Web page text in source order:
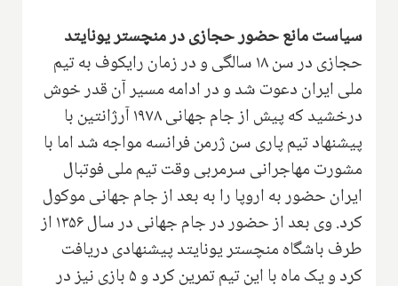
سیاست مانع حضور حجازی در منچستر یونایتد
حجازی در سن ۱۸ سالگی و در زمان رایکوف به تیم
ملی ایران دعوت شد و در ادامه مسیر آن قدر خوش
درخشید که پیش از جام جهانی ۱۹۷۸ آرژانتین با
پیشنهاد تیم پاری سن ژرمن فرانسه مواجه شد اما با
مشورت مهاجرانی سرمربی وقت تیم ملی فوتبال
ایران حضور به اروپا را به بعد از جام جهانی موکول
کرد. وی بعد از حضور در جام جهانی در سال ۱۳۵۶ از
طرف باشگاه منچستر یونایتد پیشنهادی دریافت
کرد و یک ماه با این تیم تمرین کرد و ۵ بازی نیز در